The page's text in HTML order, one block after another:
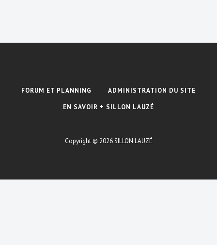
FORUM ET PLANNING
ADMINISTRATION DU SITE
EN SAVOIR + SILLON LAUZÉ
Copyright © 2026SILLON LAUZÉ